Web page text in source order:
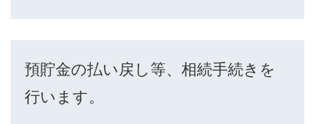
預貯金の払い戻し等、相続手続きを
行います。